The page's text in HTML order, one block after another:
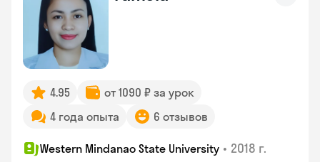
4.95
от 1090 ₽ за урок
4 года опыта
6 отзывов
Western Mindanao State University • 2018 г.